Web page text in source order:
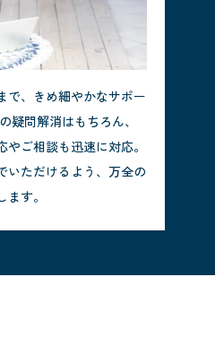
で、きめ細やかなサポー
疑問解消はもちろん、
ご相談も迅速に対応。
いただけるよう、万全の
す。